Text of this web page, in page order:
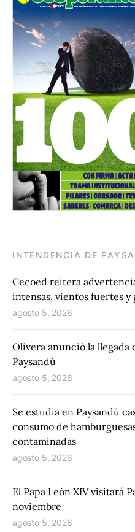
INTENDENCIA DE
Cecoed reitera
intensas, vientos fuertes y
agosto 5, 2026
Olivera anunció la llegada
Paysandú
agosto 5, 2026
Se estudia en Paysandú
consumo de
contaminadas
agosto 5, 2026
El Papa León XIV visitará
noviembre
agosto 5, 2026